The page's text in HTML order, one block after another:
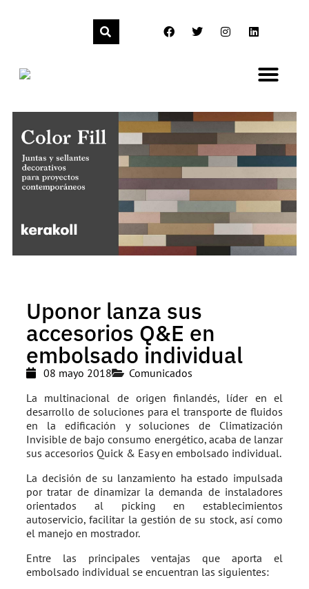
Uponor lanza sus
accesorios Q&E en
embolsado individual
08 mayo 2018
Comunicados
La multinacional de origen finlandés, líder en el
desarrollo de soluciones para el transporte de fluidos
en la edificación y soluciones de Climatización
Invisible de bajo consumo energético, acaba de lanzar
sus accesorios Quick & Easy en embolsado individual.
La decisión de su lanzamiento ha estado impulsada
por tratar de dinamizar la demanda de instaladores
orientados al picking en establecimientos
autoservicio, facilitar la gestión de su stock, así como
el manejo en mostrador.
Entre las principales ventajas que aporta el
embolsado individual se encuentran las siguientes: